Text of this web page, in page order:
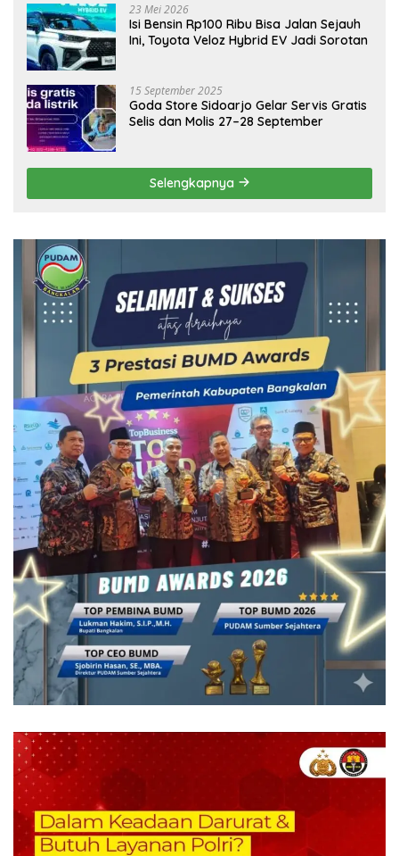
23 Mei 2026
Isi Bensin Rp100 Ribu Bisa Jalan Sejauh
Ini, Toyota Veloz Hybrid EV Jadi Sorotan
15 September 2025
Goda Store Sidoarjo Gelar Servis Gratis
Selis dan Molis 27–28 September
Selengkapnya